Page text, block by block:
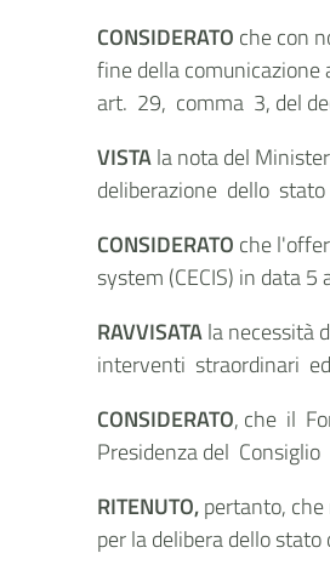
CONSIDERATO che con
fine della
art. 29, comma 3, del
VISTAla nota del
deliberazione dello
CONSIDERATO che
system (CECIS) in data 5
RAVVISATAla necessità
interventi straordinari
CONSIDERATO, che il
Presidenza del
RITENUTO,pertanto,
per la delibera dello